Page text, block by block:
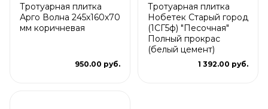
Тротуарная плитка
Арго Волна 245x160x70
мм коричневая
950.00 руб.
Тротуарная плитка
Нобетек Старый город
(1СГ5ф) "Песочная"
Полный прокрас
(белый цемент)
1 392.00 руб.